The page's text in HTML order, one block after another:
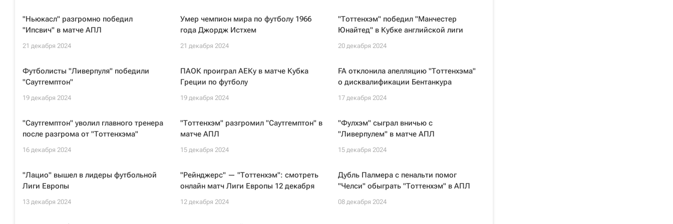
"Ньюкасл" разгромно победил
"Ипсвич" в матче АПЛ
21 декабря 2024
Умер чемпион мира по футболу 1966
года Джордж Истхем
21 декабря 2024
"Тоттенхэм" победил "Манчестер
Юнайтед" в Кубке английской лиги
20 декабря 2024
Футболисты "Ливерпуля" победили
"Саутгемптон"
19 декабря 2024
ПАОК проиграл АЕКу в матче Кубка
Греции по футболу
19 декабря 2024
FA отклонила апелляцию "Тоттенхэма"
о дисквалификации Бентанкура
17 декабря 2024
"Саутгемптон" уволил главного тренера
после разгрома от "Тоттенхэма"
16 декабря 2024
"Тоттенхэм" разгромил "Саутгемптон" в
матче АПЛ
15 декабря 2024
"Фулхэм" сыграл вничью с
"Ливерпулем" в матче АПЛ
15 декабря 2024
"Лацио" вышел в лидеры футбольной
Лиги Европы
13 декабря 2024
"Рейнджерс" — "Тоттенхэм": смотреть
онлайн матч Лиги Европы 12 декабря
12 декабря 2024
Дубль Палмера с пенальти помог
"Челси" обыграть "Тоттенхэм" в АПЛ
08 декабря 2024